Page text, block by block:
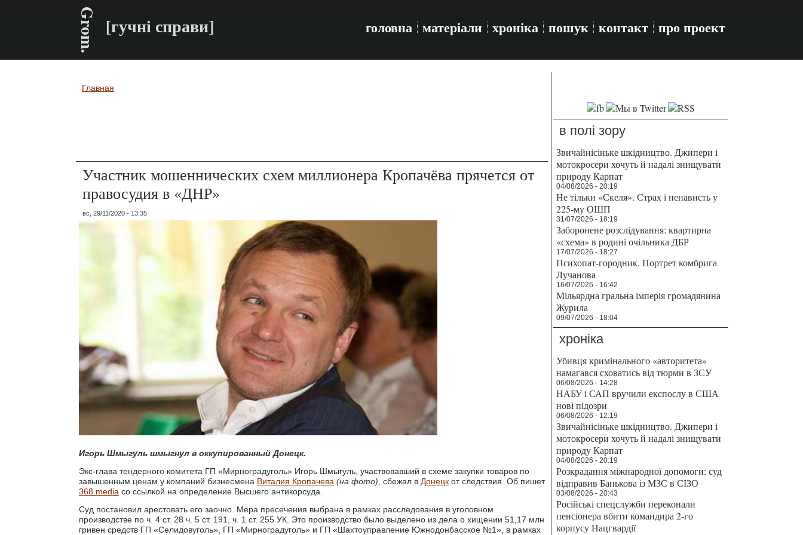
Grom. [гучні справи] головна матеріали хроніка пошук контакт про проект
Вы здесь
Главная
Участник мошеннических схем миллионера Кропачёва прячется от
правосудия в «ДНР»
вс, 29/11/2020 - 13:35
Игорь Шмыгуль шмыгнул в оккупированный Донецк.
Экс-глава тендерного комитета ГП «Мирноградуголь» Игорь Шмыгуль, участвовавший в схеме закупки товаров по
завышенным ценам у компаний бизнесмена Виталия Кропачева (на фото) , сбежал в Донецк от следствия. Об пишет
368.media со ссылкой на определение Высшего антикорсуда.
Суд постановил арестовать его заочно. Мера пресечения выбрана в рамках расследования в уголовном
производстве по ч. 4 ст. 28 ч. 5 ст. 191, ч. 1 ст. 255 УК. Это производство было выделено из дела о хищении 51,17 млн
гривен средств ГП «Селидовуголь», ГП «Мирноградуголь» и ГП «Шахтоуправление Южнодонбасское №1», в рамках
в полі зору
Звичайнісіньке шкідництво. Джипери і
мотокросери хочуть й надалі знищувати
природу Карпат
04/08/2026 - 20:19
Не тільки «Скеля». Страх і ненависть у
225-му ОШП
31/07/2026 - 18:19
Заборонене розслідування: квартирна
«схема» в родині очільника ДБР
17/07/2026 - 18:27
Психопат-городник. Портрет комбрига
Лучанова
16/07/2026 - 16:42
Мільярдна гральна імперія громадянина
Журила
09/07/2026 - 18:04
хроніка
Убивця кримінального «авторитета»
намагався сховатись від тюрми в ЗСУ
06/08/2026 - 14:28
НАБУ і САП вручили експослу в США
нові підозри
06/08/2026 - 12:19
Звичайнісіньке шкідництво. Джипери і
мотокросери хочуть й надалі знищувати
природу Карпат
04/08/2026 - 20:19
Розкрадання міжнародної допомоги: суд
відправив Банькова із МЗС в СІЗО
03/08/2026 - 20:43
Російські спецслужби переконали
пенсіонера вбити командира 2-го
корпусу Нацгвардії